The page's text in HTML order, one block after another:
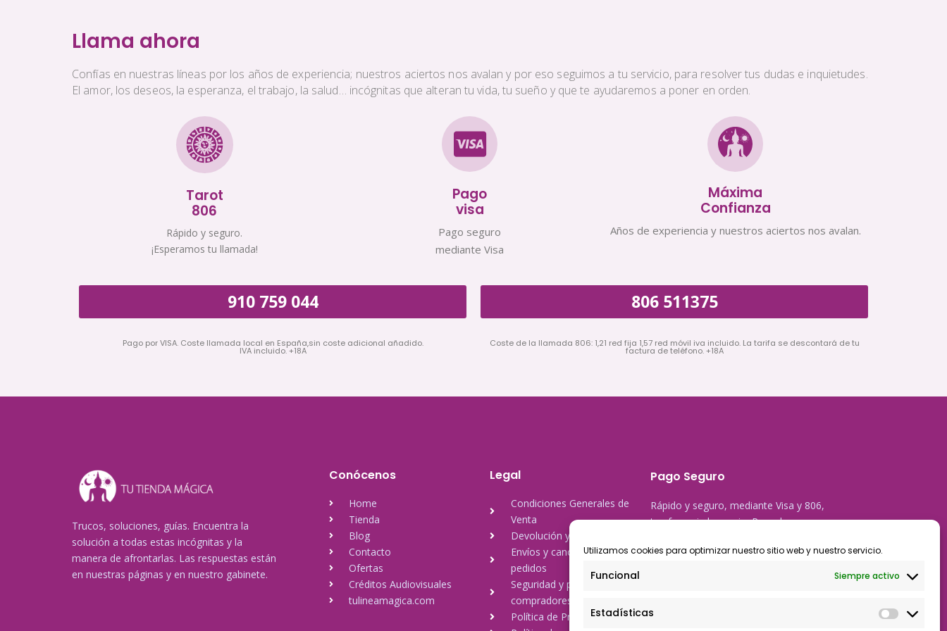
Utilizamos cookies para optimizar nuestro sitio web y nuestro servicio.
Funcional Siempre activo
Estadísticas
Llama ahora
Confías en nuestras líneas por los años de experiencia; nuestros aciertos nos avalan y por eso seguimos a tu servicio, para resolver tus dudas e inquietudes.
El amor, los deseos, la esperanza, el trabajo, la salud… incógnitas que alteran tu vida, tu sueño y que te ayudaremos a poner en orden.
Tarot
806
Rápido y seguro.
¡Esperamos tu llamada!
Pago
visa
Pago seguro
mediante Visa
Máxima
Confianza
Años de experiencia y nuestros aciertos nos avalan.
910 759 044
Pago por VISA. Coste llamada local en España,sin coste adicional añadido.
IVA incluido. +18A
806 511375
Coste de la llamada 806: 1,21 red fija 1,57 red móvil iva incluido. La tarifa se descontará de tu
factura de teléfono. +18A
Trucos, soluciones, guías. Encuentra la
solución a todas estas incógnitas y la
manera de afrontarlas. Las respuestas están
en nuestras páginas y en nuestro gabinete.
Conócenos
Home
Tienda
Blog
Contacto
Ofertas
Créditos Audiovisuales
tulineamagica.com
Legal
Condiciones Generales de
Venta
Devolución y reembolso
Envíos y cancelación de
pedidos
Seguridad y protección a
compradores
Política de Privacidad
Pago Seguro
Rápido y seguro, mediante Visa y 806,
trasferencia bancaria, Paypal